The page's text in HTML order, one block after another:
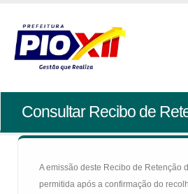
Consultar Recibo de
A emissão deste Recibo de Retenção
permitida após a confirmação do